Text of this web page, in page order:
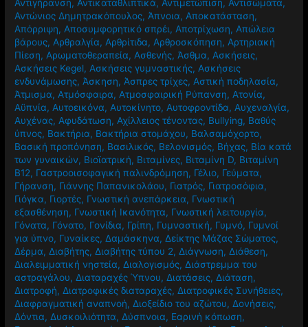
Αντιγήρανση, Αντικαταθλιπτικά, Αντιμετώπιση, Αντισώματα,
Αντώνιος Δημητρακόπουλος, Άπνοια, Αποκατάσταση,
Απόρριψη, Αποσυμφορητικό σπρέι, Αποτρίχωση, Απώλεια
βάρους, Αρθραλγία, Αρθρίτιδα, Αρθροσκόπηση, Αρτηριακή
Πίεση, Αρωματοθεραπεία, Ασθενής, Άσθμα, Ασκήσεις,
Ασκήσεις Kegel, Ασκήσεις γυμναστικής, Ασκήσεις
ενδυνάμωσης, Άσκηση, Άσπρες τρίχες, Αστική ποδηλασία,
Άτμισμα, Ατμόσφαιρα, Ατμοσφαιρική Ρύπανση, Ατονία,
Αϋπνία, Αυτοεικόνα, Αυτοκίνητο, Αυτοφροντίδα, Αυχεναλγία,
Αυχένας, Αφυδάτωση, Αχίλλειος τένοντας, Βullying, Βαθύς
ύπνος, Βακτήρια, Βακτήρια στομάχου, Βαλσαμόχορτο,
Βασική προπόνηση, Βασιλικός, Βελονισμός, Βήχας, Βία κατά
των γυναικών, Βιοϊατρική, Βιταμίνες, Βιταμίνη D, Βιταμίνη
Β12, Γαστροοισοφαγική παλινδρόμηση, Γέλιο, Γεύματα,
Γήρανση, Γιάννης Παπανικολάου, Γιατρός, Γιατροσόφια,
Γιόγκα, Γιορτές, Γνωστική ανεπάρκεια, Γνωστική
εξασθένηση, Γνωστική Ικανότητα, Γνωστική λειτουργία,
Γόνατα, Γόνατο, Γονίδια, Γρίπη, Γυμναστική, Γυμνό, Γυμνοί
για ύπνο, Γυναίκες, Δαμάσκηνα, Δείκτης Μάζας Σώματος,
Δέρμα, Διαβήτης, Διαβήτης τύπου 2, Διάγνωση, Διάθεση,
Διαλειμματική νηστεία, Διαλογισμός, Διάστρεμμα του
αστραγάλου, Διαταραχές Ύπνου, Διατάσεις, Διάταση,
Διατροφή, Διατροφικές διαταραχές, Διατροφικές Συνήθειες,
Διαφραγματική αναπνοή, Διοξείδιο του αζώτου, Δονήσεις,
Δόντια, Δυσκοιλιότητα, Δύσπνοια, Εαρινή κόπωση,